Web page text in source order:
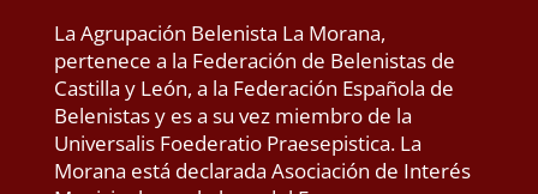
La Agrupación Belenista La Morana,
pertenece a la Federación de Belenistas de
Castilla y León, a la Federación Española de
Belenistas y es a su vez miembro de la
Universalis Foederatio Praesepistica. La
Morana está declarada Asociación de Interés